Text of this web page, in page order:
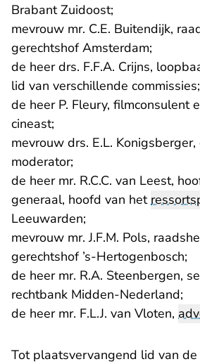
Brabant Zuidoost;
mevrouw mr. C.E. Buitendijk,
gerechtshof Amsterdam;
de heer drs. F.F.A. Crijns,
lid van verschillende commissies;
de heer P. Fleury, filmconsulent
cineast;
mevrouw drs. E.L. Konigsberger,
moderator;
de heer mr. R.C.C. van Leest,
generaal, hoofd van het
Leeuwarden;
mevrouw mr. J.F.M. Pols,
gerechtshof ’s-Hertogenbosch;
de heer mr. R.A. Steenbergen,
rechtbank Midden-Nederland;
de heer mr. F.L.J. van Vloten,
Tot plaatsvervangend lid van de